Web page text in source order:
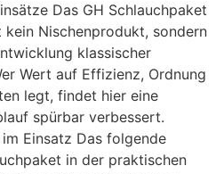
Das GH Schlauchpaket
Nischenprodukt, sondern
klassischer
Wert auf Effizienz, Ordnung
legt, findet hier eine
spürbar verbessert.
Einsatz Das folgende
in der praktischen